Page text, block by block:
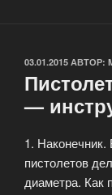
ОПУБЛИКОВАНО
03.01.2015 АВТОР:
—
1.
пистолетов
диаметра. Как